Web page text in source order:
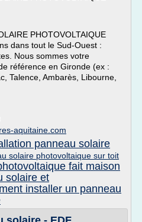
PHOTOVOLTAIQUE
dans tout le Sud-Ouest :
Nous sommes votre
référence en Gironde (ex :
Talence, Ambarès, Libourne,
aquitaine.com
panneau solaire
solaire photovoltaique sur toit
fait maison
solaire et
installer un panneau